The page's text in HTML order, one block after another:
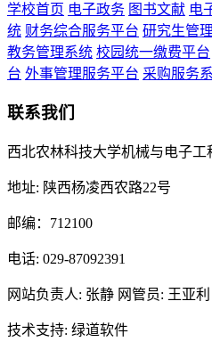
学校首页 电子政务 图书文献 电
统 财务综合服务平台 研究生管
教务管理系统 校园统一缴费平台
台 外事管理服务平台 采购服务
联系我们
西北农林科技大学机械与电子工
地址: 陕西杨凌西农路22号
邮编：712100
电话: 029-87092391
网站负责人: 张静 网管员: 王亚利
技术支持: 绿道软件